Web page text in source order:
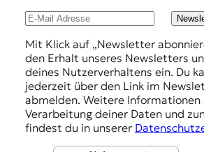
Mit Klick auf „Newsletter
den Erhalt unseres Newsletters
deines Nutzerverhaltens ein. Du
jederzeit über den Link im
abmelden. Weitere Informationen
Verarbeitung deiner Daten und
findest du in unserer